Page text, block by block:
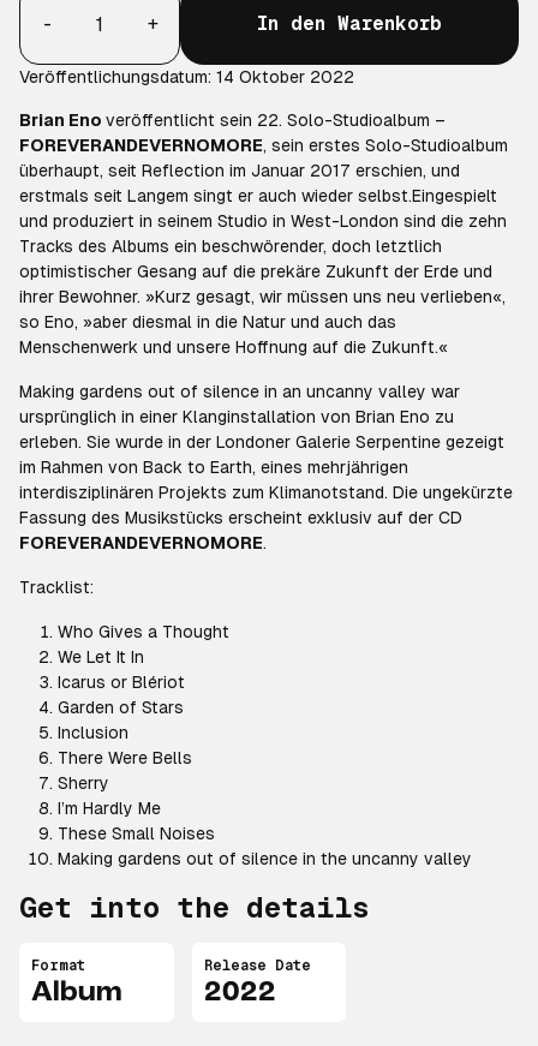
-
+ In den Warenkorb
Veröffentlichungsdatum: 14 Oktober 2022
Brian Eno veröffentlicht sein 22. Solo-Studioalbum –
FOREVERANDEVERNOMORE, sein erstes Solo-Studioalbum
überhaupt, seit Reflection im Januar 2017 erschien, und
erstmals seit Langem singt er auch wieder selbst.Eingespielt
und produziert in seinem Studio in West-London sind die zehn
Tracks des Albums ein beschwörender, doch letztlich
optimistischer Gesang auf die prekäre Zukunft der Erde und
ihrer Bewohner. »Kurz gesagt, wir müssen uns neu verlieben«,
so Eno, »aber diesmal in die Natur und auch das
Menschenwerk und unsere Hoffnung auf die Zukunft.«
Making gardens out of silence in an uncanny valley war
ursprünglich in einer Klanginstallation von Brian Eno zu
erleben. Sie wurde in der Londoner Galerie Serpentine gezeigt
im Rahmen von Back to Earth, eines mehrjährigen
interdisziplinären Projekts zum Klimanotstand. Die ungekürzte
Fassung des Musikstücks erscheint exklusiv auf der CD
FOREVERANDEVERNOMORE.
Tracklist:
Who Gives a Thought
We Let It In
Icarus or Blériot
Garden of Stars
Inclusion
There Were Bells
Sherry
I’m Hardly Me
These Small Noises
Making gardens out of silence in the uncanny valley
Get into the details
Format
Album
Release Date
2022